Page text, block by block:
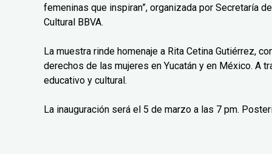
femeninas que inspiran”, organizada por Secretaría
Cultural BBVA.
La muestra rinde homenaje a Rita Cetina Gutiérrez,
derechos de las mujeres en Yucatán y en México. A
educativo y cultural.
La inauguración será el 5 de marzo a las 7 pm.